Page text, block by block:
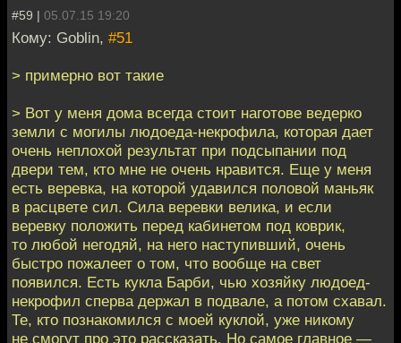
#59 | 05.07.15 19:20
Кому: Goblin, #51
> примерно вот такие
> Вот у меня дома всегда стоит наготове ведерко
земли с могилы людоеда-некрофила, которая дает
очень неплохой результат при подсыпании под
двери тем, кто мне не очень нравится. Еще у меня
есть веревка, на которой удавился половой маньяк
в расцвете сил. Сила веревки велика, и если
веревку положить перед кабинетом под коврик,
то любой негодяй, на него наступивший, очень
быстро пожалеет о том, что вообще на свет
появился. Есть кукла Барби, чью хозяйку людоед-
некрофил сперва держал в подвале, а потом схавал.
Те, кто познакомился с моей куклой, уже никому
не смогут про это рассказать. Но самое главное —